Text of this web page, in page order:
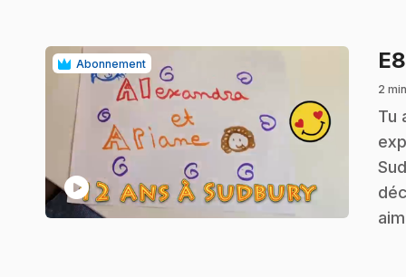
Abonnement
play_circle
E8
2
.Tu